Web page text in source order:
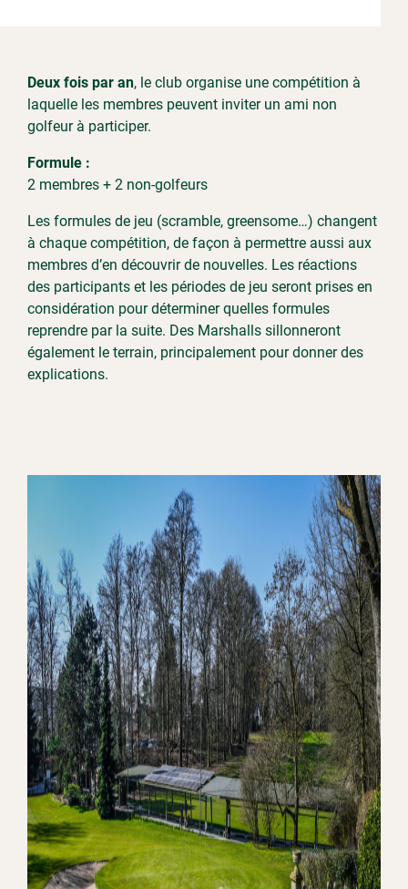
Deux fois par an, le club organise une compétition à
laquelle les membres peuvent inviter un ami non
golfeur à participer.
Formule :
2 membres + 2 non-golfeurs
Les formules de jeu (scramble, greensome…) changent
à chaque compétition, de façon à permettre aussi aux
membres d’en découvrir de nouvelles. Les réactions
des participants et les périodes de jeu seront prises en
considération pour déterminer quelles formules
reprendre par la suite. Des Marshalls sillonneront
également le terrain, principalement pour donner des
explications.